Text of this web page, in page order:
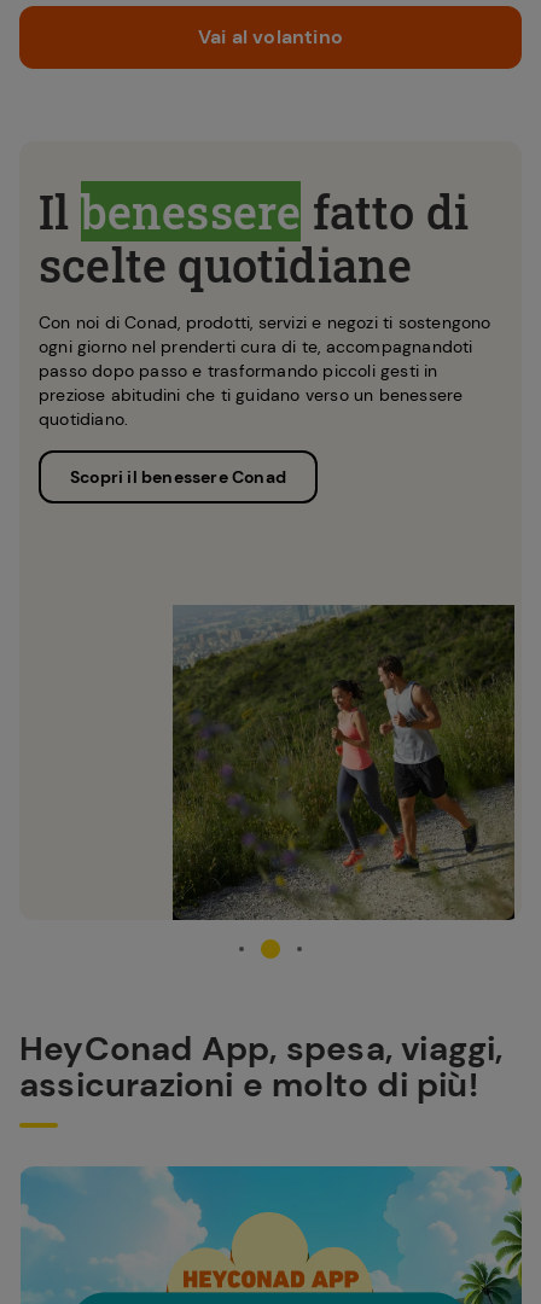
Vai al volantino
Il benessere fatto di
scelte quotidiane
Con noi di Conad, prodotti, servizi e negozi ti sostengono
ogni giorno nel prenderti cura di te, accompagnandoti
passo dopo passo e trasformando piccoli gesti in
preziose abitudini che ti guidano verso un benessere
quotidiano.
Scopri il benessere Conad
HeyConad App, spesa, viaggi,
assicurazioni e molto di più!